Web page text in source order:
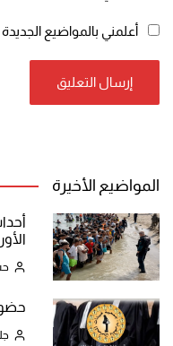
أعلمني بالمواضيع
المواضيع الأخيرة